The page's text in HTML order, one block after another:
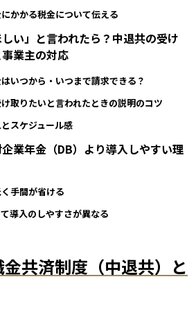
かかる税金について伝える
い」と言われたら？中退共の受け
業主の対応
いつから・いつまで請求できる？
取りたいと言われたときの説明のコツ
スケジュール感
業年金（DB）より導入しやすい理
手間が省ける
導入のしやすさが異なる
共済制度（中退共）と